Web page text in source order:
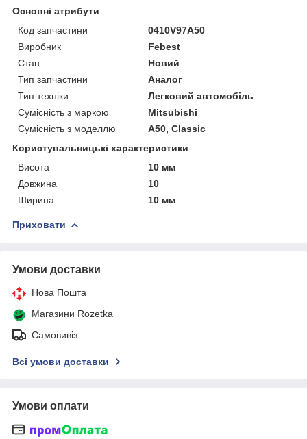
Основні атрибути
Код запчастини
0410V97A50
Виробник
Febest
Стан
Новий
Тип запчастини
Аналог
Тип техніки
Легковий автомобіль
Сумісність з маркою
Mitsubishi
Сумісність з моделлю
A50, Classic
Користувальницькі характеристики
Висота
10 мм
Довжина
10
Ширина
10 мм
Приховати
Умови доставки
Нова Пошта
Магазини Rozetka
Самовивіз
Всі умови доставки
Умови оплати